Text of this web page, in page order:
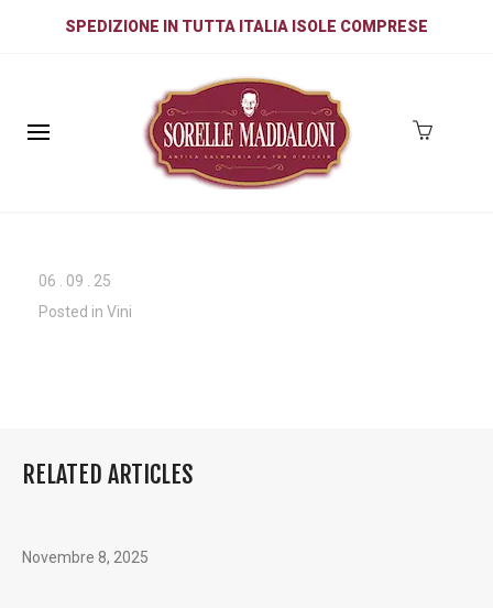
SPEDIZIONE IN TUTTA ITALIA ISOLE COMPRESE
06 09
25
Posted in Vini
RELATED ARTICLES
Novembre 8, 2025